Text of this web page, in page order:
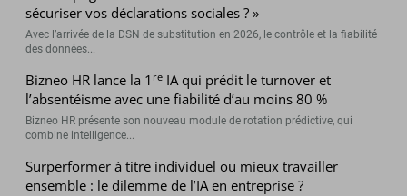
sécuriser vos déclarations sociales ? »
Avec l’arrivée de la DSN de substitution en 2026, le contrôle et la fiabilité
des données...
Bizneo HR lance la 1 re IA qui prédit le turnover et
l’absentéisme avec une fiabilité d’au moins 80 %
Bizneo HR présente son nouveau module de rotation prédictive, qui
combine intelligence...
Surperformer à titre individuel ou mieux travailler
ensemble : le dilemme de l’IA en entreprise ?